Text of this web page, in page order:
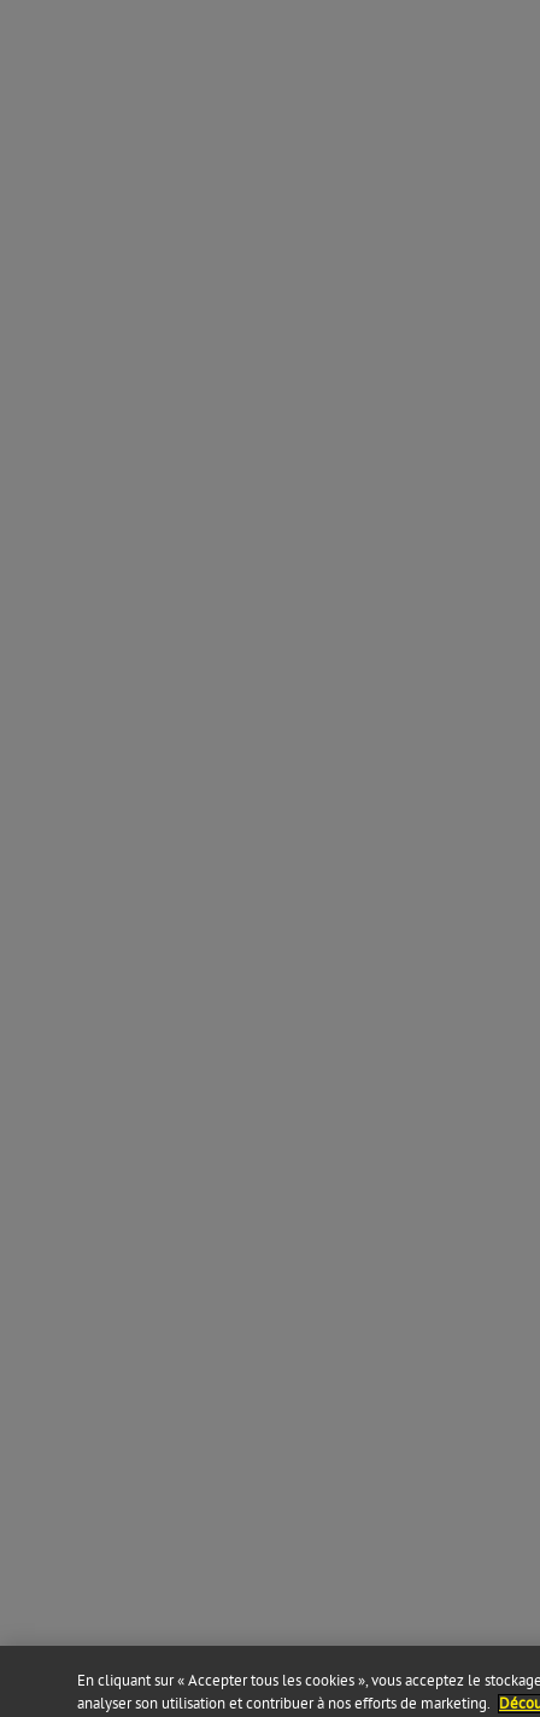
En cliquant sur « Accepter tous les cookies », vous acceptez le
analyser son utilisation et contribuer à nos efforts de marketing.